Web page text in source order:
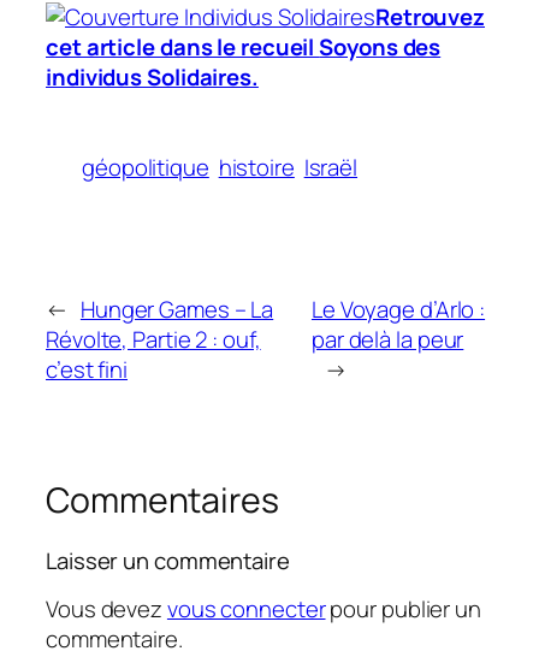
Retrouvez
cet article dans le recueilSoyons des
individus Solidaires.
géopolitique histoire Israël
← Hunger Games – La
Révolte, Partie 2 : ouf,
c’est fini
Le Voyage d’Arlo :
par delà la peur
→
Commentaires
Laisser un commentaire
Vous devezvous connecterpour publier un
commentaire.